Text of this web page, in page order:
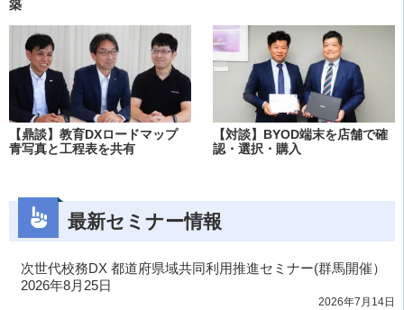
築
【鼎談】教育DXロードマップ
青写真と工程表を共有
【対談】BYOD端末を店舗で確
認・選択・購入
最新セミナー情報
次世代校務DX 都道府県域共同利用推進セミナー(群馬開催）
2026年8月25日
2026年7月14日